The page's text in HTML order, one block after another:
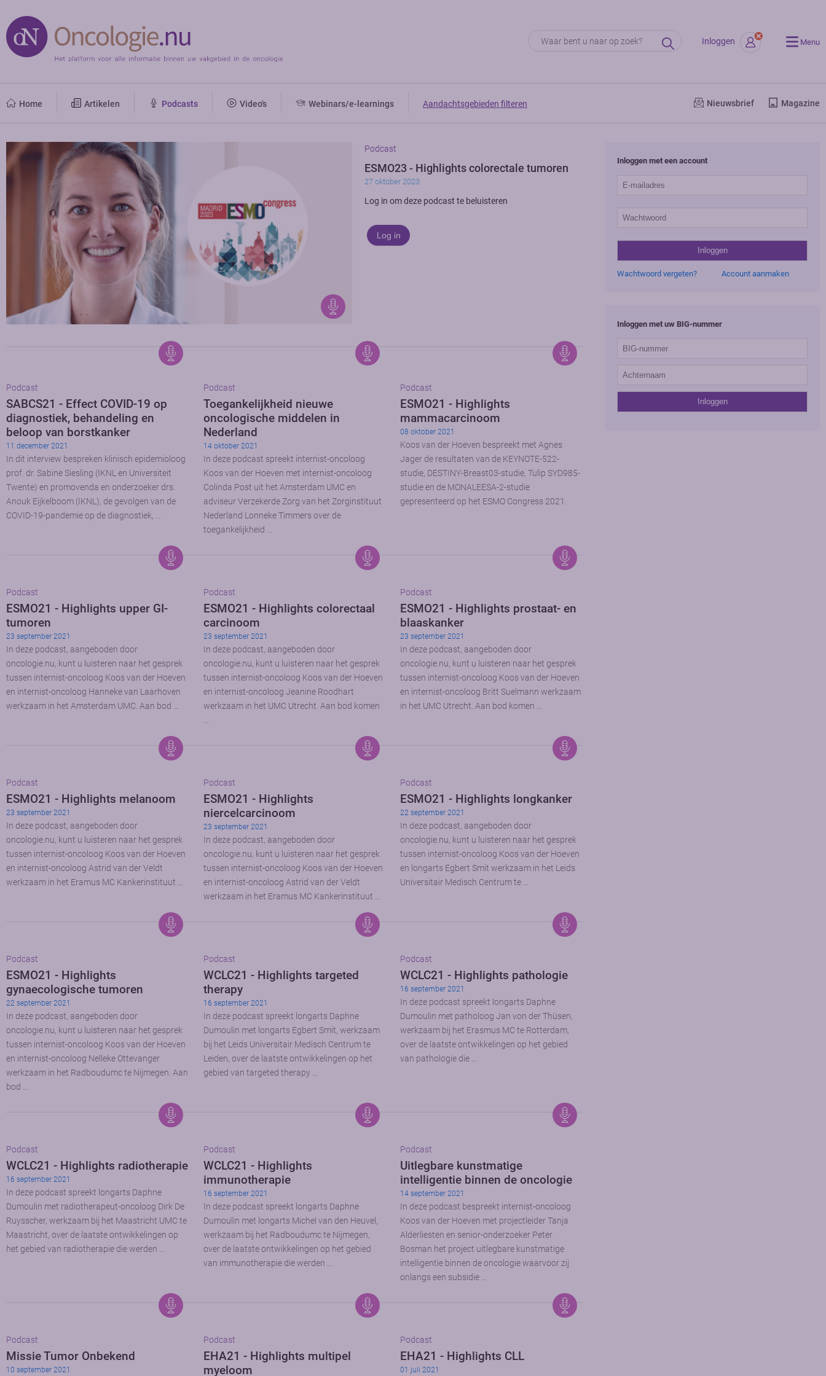
Inloggen Menu
Home Artikelen Podcasts Video's Webinars/e-learnings Aandachtsgebieden filteren Nieuwsbrief Magazine
Podcast
ESMO23 - Highlights colorectale tumoren
27 oktober 2023
Log in om deze podcast te beluisteren
Log in
Podcast
SABCS21 - Effect COVID-19 op
diagnostiek, behandeling en
beloop van borstkanker
11 december 2021
In dit interview bespreken klinisch epidemioloog
prof. dr. Sabine Siesling (IKNL en Universiteit
Twente) en promovenda en onderzoeker drs.
Anouk Eijkelboom (IKNL), de gevolgen van de
COVID-19-pandemie op de diagnostiek, …
Podcast
Toegankelijkheid nieuwe
oncologische middelen in
Nederland
14 oktober 2021
In deze podcast spreekt internist-oncoloog
Koos van der Hoeven met internist-oncoloog
Colinda Post uit het Amsterdam UMC en
adviseur Verzekerde Zorg van het Zorginstituut
Nederland Lonneke Timmers over de
toegankelijkheid …
Podcast
ESMO21 - Highlights
mammacarcinoom
08 oktober 2021
Koos van der Hoeven bespreekt met Agnes
Jager de resultaten van de KEYNOTE-522-
studie, DESTINY-Breast03-studie, Tulip SYD985-
studie en de MONALEESA-2-studie
gepresenteerd op het ESMO Congress 2021.
Podcast
ESMO21 - Highlights upper GI-
tumoren
23 september 2021
In deze podcast, aangeboden door
oncologie.nu, kunt u luisteren naar het gesprek
tussen internist-oncoloog Koos van der Hoeven
en internist-oncoloog Hanneke van Laarhoven
werkzaam in het Amsterdam UMC. Aan bod …
Podcast
ESMO21 - Highlights colorectaal
carcinoom
23 september 2021
In deze podcast, aangeboden door
oncologie.nu, kunt u luisteren naar het gesprek
tussen internist-oncoloog Koos van der Hoeven
en internist-oncoloog Jeanine Roodhart
werkzaam in het UMC Utrecht. Aan bod komen
…
Podcast
ESMO21 - Highlights prostaat- en
blaaskanker
23 september 2021
In deze podcast, aangeboden door
oncologie.nu, kunt u luisteren naar het gesprek
tussen internist-oncoloog Koos van der Hoeven
en internist-oncoloog Britt Suelmann werkzaam
in het UMC Utrecht. Aan bod komen …
Podcast
ESMO21 - Highlights melanoom
23 september 2021
In deze podcast, aangeboden door
oncologie.nu, kunt u luisteren naar het gesprek
tussen internist-oncoloog Koos van der Hoeven
en internist-oncoloog Astrid van der Veldt
werkzaam in het Eramus MC Kankerinstituut …
Podcast
ESMO21 - Highlights
niercelcarcinoom
23 september 2021
In deze podcast, aangeboden door
oncologie.nu, kunt u luisteren naar het gesprek
tussen internist-oncoloog Koos van der Hoeven
en internist-oncoloog Astrid van der Veldt
werkzaam in het Eramus MC Kankerinstituut …
Podcast
ESMO21 - Highlights longkanker
22 september 2021
In deze podcast, aangeboden door
oncologie.nu, kunt u luisteren naar het gesprek
tussen internist-oncoloog Koos van der Hoeven
en longarts Egbert Smit werkzaam in het Leids
Universitair Medisch Centrum te …
Podcast
ESMO21 - Highlights
gynaecologische tumoren
22 september 2021
In deze podcast, aangeboden door
oncologie.nu, kunt u luisteren naar het gesprek
tussen internist-oncoloog Koos van der Hoeven
en internist-oncoloog Nelleke Ottevanger
werkzaam in het Radboudumc te Nijmegen. Aan
bod …
Podcast
WCLC21 - Highlights targeted
therapy
16 september 2021
In deze podcast spreekt longarts Daphne
Dumoulin met longarts Egbert Smit, werkzaam
bij het Leids Universitair Medisch Centrum te
Leiden, over de laatste ontwikkelingen op het
gebied van targeted therapy …
Podcast
WCLC21 - Highlights pathologie
16 september 2021
In deze podcast spreekt longarts Daphne
Dumoulin met patholoog Jan von der Thüsen,
werkzaam bij het Erasmus MC te Rotterdam,
over de laatste ontwikkelingen op het gebied
van pathologie die …
Podcast
WCLC21 - Highlights radiotherapie
16 september 2021
In deze podcast spreekt longarts Daphne
Dumoulin met radiotherapeut-oncoloog Dirk De
Ruysscher, werkzaam bij het Maastricht UMC te
Maastricht, over de laatste ontwikkelingen op
het gebied van radiotherapie die werden …
Podcast
WCLC21 - Highlights
immunotherapie
16 september 2021
In deze podcast spreekt longarts Daphne
Dumoulin met longarts Michel van den Heuvel,
werkzaam bij het Radboudumc te Nijmegen,
over de laatste ontwikkelingen op het gebied
van immunotherapie die werden …
Podcast
Uitlegbare kunstmatige
intelligentie binnen de oncologie
14 september 2021
In deze podcast bespreekt internist-oncoloog
Koos van der Hoeven met projectleider Tanja
Alderliesten en senior-onderzoeker Peter
Bosman het project uitlegbare kunstmatige
intelligentie binnen de oncologie waarvoor zij
onlangs een subsidie …
Podcast
Missie Tumor Onbekend
10 september 2021
Podcast
EHA21 - Highlights multipel
myeloom
Podcast
EHA21 - Highlights CLL
01 juli 2021
Inloggen met een account
Wachtwoord vergeten? Account aanmaken
Inloggen met uw BIG-nummer